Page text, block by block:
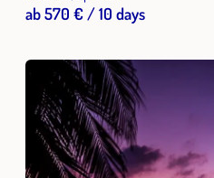
ab 570 € / 10 days